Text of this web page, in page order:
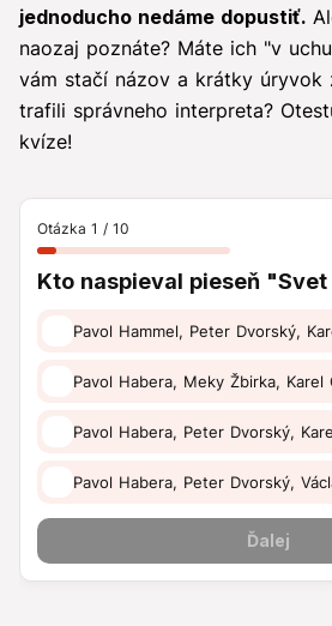
jednoducho nedáme dopustiť.
naozaj poznáte? Máte ich "v
vám stačí názov a krátky úryvok
trafili správneho interpreta?
kvíze!